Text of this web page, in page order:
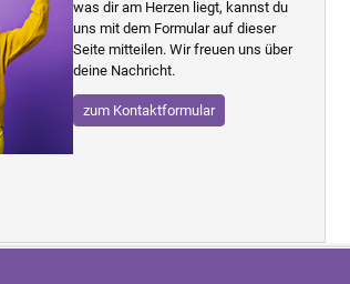
was dir am Herzen liegt, kannst du
uns mit dem Formular auf dieser
Seite mitteilen. Wir freuen uns über
deine Nachricht.
zum Kontaktformular